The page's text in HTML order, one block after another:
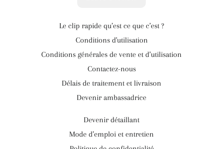
Le clip rapide qu’est ce que c’est ?
Conditions d'utilisation
Conditions générales de vente et d’utilisation
Contactez-nous
Délais de traitement et livraison
Devenir ambassadrice
Devenir détaillant
Mode d’emploi et entretien